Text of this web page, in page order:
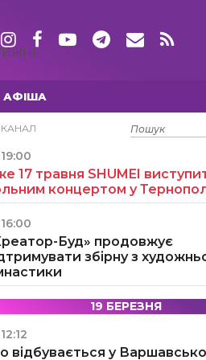
АФІША
15 ТРАВНЯ
19:00
17 травня SHUMEI
концертом у
16:00
Буд» продовжує
збірну з
19 БЕРЕЗНЯ
12:12
відбувається у